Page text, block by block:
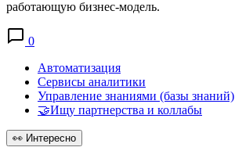
работающую бизнес-модель.
0
Автоматизация
Сервисы аналитики
Управление знаниями (базы знаний)
🤝Ищу партнерства и коллабы
👀 Интересно